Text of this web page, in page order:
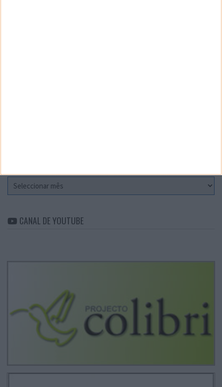
Arquivo
CANAL DE YOUTUBE